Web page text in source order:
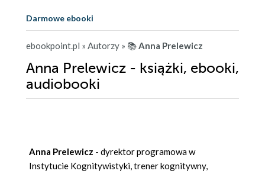
Darmowe ebooki
ebookpoint.pl » Autorzy » 📚Anna Prelewicz
Anna Prelewicz - książki, ebooki,
audiobooki
Anna Prelewicz - dyrektor programowa w
Instytucie Kognitywistyki, trener kognitywny,